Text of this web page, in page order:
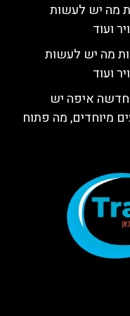
מה יש לעשות
ועוד
מה יש לעשות
ועוד
איפה יש
מיוחדים, מה פתוח